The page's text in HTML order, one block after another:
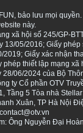
bảo lưu mọi
này.
xã hội số 245/GP-
13/05/2016; Giấy
2019; Giấy xác nhận
phép thiết lập mạng xã
28/06/2024 của Bộ
ty Cổ phần OTV
Tầng 5 Tòa nhà
Xuân, TP Hà Nội
Ông Nguyễn Đại